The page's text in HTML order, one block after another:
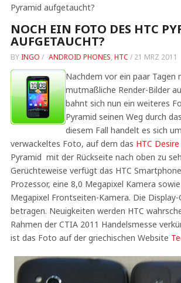
Pyramid aufgetaucht?
NOCH EIN FOTO DES HTC
AUFGETAUCHT?
BY INGO / ANDROID PHONES, HTC / 21 MRZ 2011
Nachdem vor ein paar Tagen
mutmaßliche Render-Bilder
bahnt sich nun ein weiteres
Pyramid seinen Weg durch
diesem Fall handelt es sich
verwackeltes Foto, auf dem das HTC
Pyramid mit der Rückseite nach oben zu
Gerüchteweise verfügt das HTC
Prozessor, eine 8,0 Megapixel Kamera
Megapixel Frontseiten-Kamera. Die
betragen. Neuigkeiten werden HTC
Rahmen der CTIA 2011 Handelsmesse
ist das Foto auf der griechischen Website